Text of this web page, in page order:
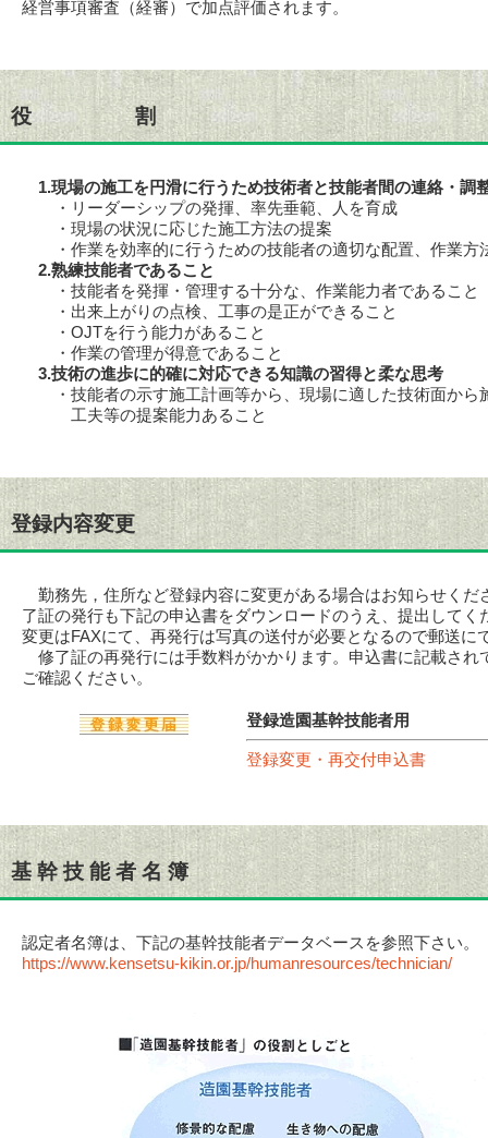
経営事項審査（経審）で加点評価されます。
役 割
1.現場の施工を円滑に行うため技術者と技能者間の連絡・調
・リーダーシップの発揮、率先垂範、人を育成
・現場の状況に応じた施工方法の提案
・作業を効率的に行うための技能者の適切な配置、作業方
2.熟練技能者であること
・技能者を発揮・管理する十分な、作業能力者であること
・出来上がりの点検、工事の是正ができること
・OJTを行う能力があること
・作業の管理が得意であること
3.技術の進歩に的確に対応できる知識の習得と柔な思考
・技能者の示す施工計画等から、現場に適した技術面から
工夫等の提案能力あること
登録内容変更
勤務先，住所など登録内容に変更がある場合はお知らせくだ
了証の発行も下記の申込書をダウンロードのうえ、提出してく
変更はFAXにて、再発行は写真の送付が必要となるので郵送に
修了証の再発行には手数料がかかります。申込書に記載され
ご確認ください。
登録造園基幹技能者用
登録変更・再交付申込書
基 幹 技 能 者 名 簿
認定者名簿は、下記の基幹技能者データベースを参照下さい。
https://www.kensetsu-kikin.or.jp/humanresources/technician/